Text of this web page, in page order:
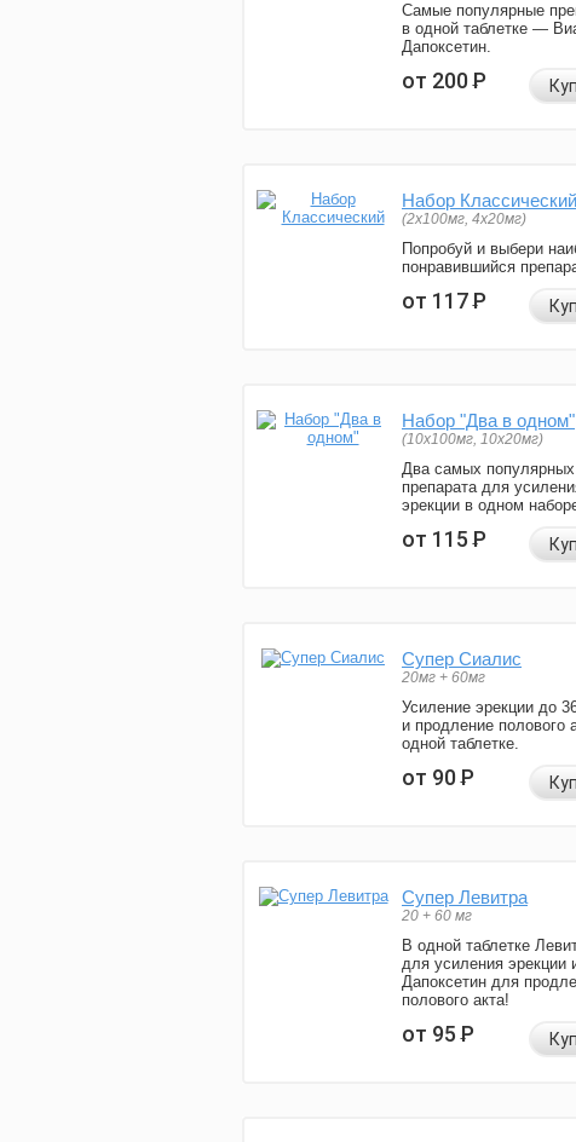
Самые популярные
в одной таблетке —
Дапоксетин.
от 200Р
Набор Классический
(2x100мг, 4x20мг)
Попробуй и выбери
понравившийся
от 117Р
Набор "Два в одном"
(10x100мг, 10x20мг)
Два самых популярных
препарата для
эрекции в одном
от 115Р
Супер Сиалис
20мг + 60мг
Усиление эрекции до
и продление полового
одной таблетке.
от 90Р
Супер Левитра
20 + 60 мг
В одной таблетке
для усиления эрекции
Дапоксетин для
полового акта!
от 95Р